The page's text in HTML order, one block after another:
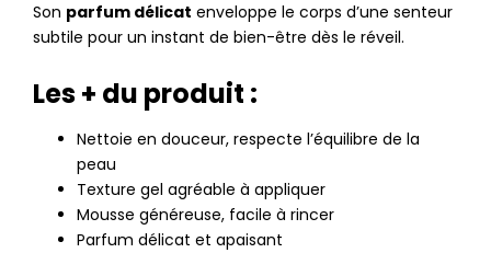
Son parfum délicat enveloppe le corps d’une senteur
subtile pour un instant de bien-être dès le réveil.
Les + du produit :
Nettoie en douceur, respecte l’équilibre de la
peau
Texture gel agréable à appliquer
Mousse généreuse, facile à rincer
Parfum délicat et apaisant